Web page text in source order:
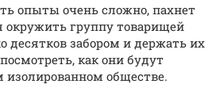
опыты очень сложно, пахнет
группу товарищей
десятков забором и держать их
как они будут
изолированном обществе.